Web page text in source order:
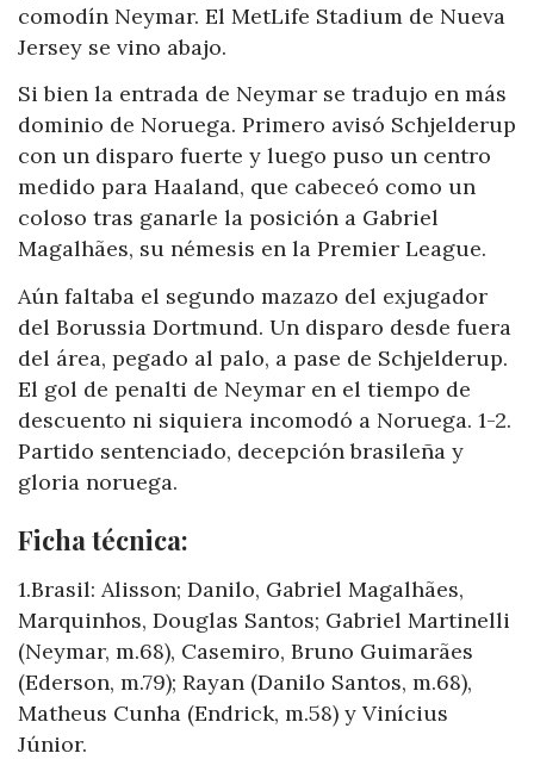
comodín Neymar. El MetLife Stadium de Nueva
Jersey se vino abajo.
Si bien la entrada de Neymar se tradujo en más
dominio de Noruega. Primero avisó Schjelderup
con un disparo fuerte y luego puso un centro
medido para Haaland, que cabeceó como un
coloso tras ganarle la posición a Gabriel
Magalhães, su némesis en la Premier League.
Aún faltaba el segundo mazazo del exjugador
del Borussia Dortmund. Un disparo desde fuera
del área, pegado al palo, a pase de Schjelderup.
El gol de penalti de Neymar en el tiempo de
descuento ni siquiera incomodó a Noruega. 1-2.
Partido sentenciado, decepción brasileña y
gloria noruega.
Ficha técnica:
1.Brasil: Alisson; Danilo, Gabriel Magalhães,
Marquinhos, Douglas Santos; Gabriel Martinelli
(Neymar, m.68), Casemiro, Bruno Guimarães
(Ederson, m.79); Rayan (Danilo Santos, m.68),
Matheus Cunha (Endrick, m.58) y Vinícius
Júnior.